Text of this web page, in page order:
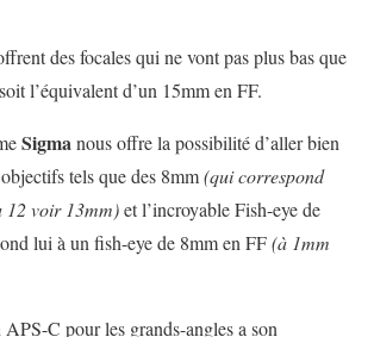
des focales qui ne vont pas plus bas que
l’équivalent d’un 15mm en FF.
Sigmanous offre la possibilité d’aller bien
tels que des 8mm(qui correspond
12 voir 13mm)et l’incroyable Fish-eye de
lui à un fish-eye de 8mm en FF(à 1mm
APS-C pour les grands-angles a son